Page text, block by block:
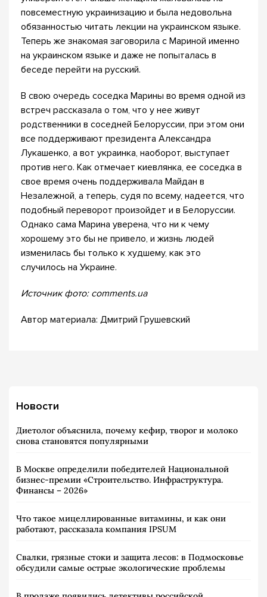
повсеместную украинизацию и была недовольна
обязанностью читать лекции на украинском языке.
Теперь же знакомая заговорила с Мариной именно
на украинском языке и даже не попыталась в
беседе перейти на русский.
В свою очередь соседка Марины во время одной из
встреч рассказала о том, что у нее живут
родственники в соседней Белоруссии, при этом они
все поддерживают президента Александра
Лукашенко, а вот украинка, наоборот, выступает
против него. Как отмечает киевлянка, ее соседка в
свое время очень поддерживала Майдан в
Незалежной, а теперь, судя по всему, надеется, что
подобный переворот произойдет и в Белоруссии.
Однако сама Марина уверена, что ни к чему
хорошему это бы не привело, и жизнь людей
изменилась бы только к худшему, как это
случилось на Украине.
Источник фото: comments.ua
Автор материала: Дмитрий Грушевский
Новости
Диетолог объяснила, почему кефир, творог и молоко
снова становятся популярными
В Москве определили победителей Национальной
бизнес-премии «Строительство. Инфраструктура.
Финансы – 2026»
Что такое мицеллированные витамины, и как они
работают, рассказала компания IPSUM
Свалки, грязные стоки и защита лесов: в Подмосковье
обсудили самые острые экологические проблемы